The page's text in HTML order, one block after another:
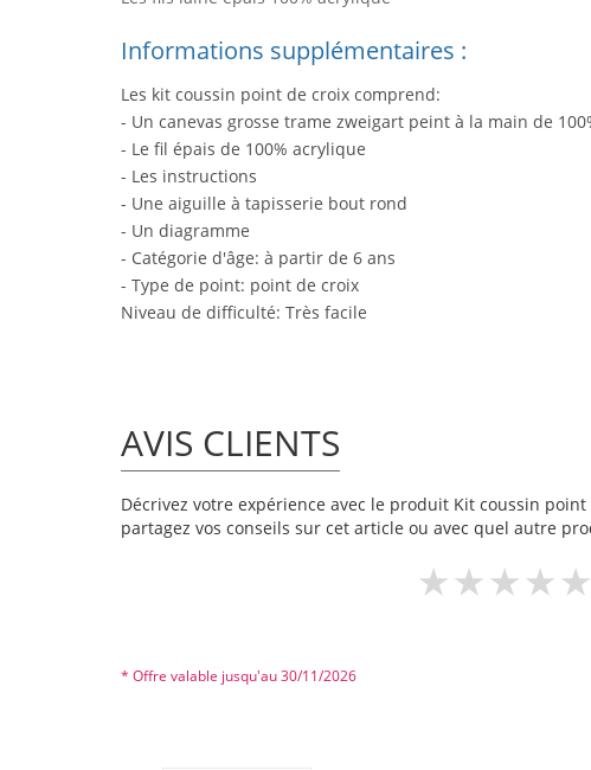
Informations supplémentaires :
Les kit coussin point de croix comprend:
- Un canevas grosse trame zweigart peint à la main de
- Le fil épais de 100% acrylique
- Les instructions
- Une aiguille à tapisserie bout rond
- Un diagramme
- Catégorie d'âge: à partir de 6 ans
- Type de point: point de croix
Niveau de difficulté: Très facile
AVIS CLIENTS
Décrivez votre expérience avec le produit Kit coussin
partagez vos conseils sur cet article ou avec quel autre
* Offre valable jusqu'au 30/11/2026